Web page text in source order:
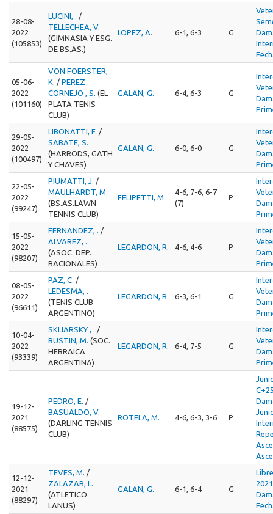
28-08-
2022
(105853)
LUCINI, . /
TELLECHEA, V.
(GIMNASIA Y ESG.
DE BS.AS.)
LOPEZ, A. 6-1, 6-3 G
05-06-
2022
(101160)
VON FOERSTER,
K. / PEREZ
CORNEJO , S. (EL
PLATA TENIS
CLUB)
GALAN, G. 6-4, 6-3 G
29-05-
2022
(100497)
LIBONATTI, F. /
SABATE, S.
(HARRODS, GATH
Y CHAVES)
GALAN, G. 6-0, 6-0 G
22-05-
2022
(99247)
PIUMATTI, J. /
MAULHARDT, M.
(BS.AS.LAWN
TENNIS CLUB)
FELIPETTI, M.
4-6, 7-6, 6-7
(7)
P
15-05-
2022
(98207)
FERNANDEZ, . /
ALVAREZ, .
(ASOC. DEP.
RACIONALES)
LEGARDON, R. 4-6, 4-6 P
08-05-
2022
(96611)
PAZ, C. /
LEDESMA, .
(TENIS CLUB
ARGENTINO)
LEGARDON, R. 6-3, 6-1 G
10-04-
2022
(93339)
SKLIARSKY , . /
BUSTIN, M. (SOC.
HEBRAICA
ARGENTINA)
LEGARDON, R. 6-4, 7-5 G
19-12-
2021
(88575)
PEDRO, E. /
BASUALDO, V.
(DARLING TENNIS
CLUB)
ROTELA, M. 4-6, 6-3, 3-6 P
12-12-
2021
(88297)
TEVES, M. /
ZALAZAR, L.
(ATLETICO
LANUS)
GALAN, G. 6-1, 6-4 G